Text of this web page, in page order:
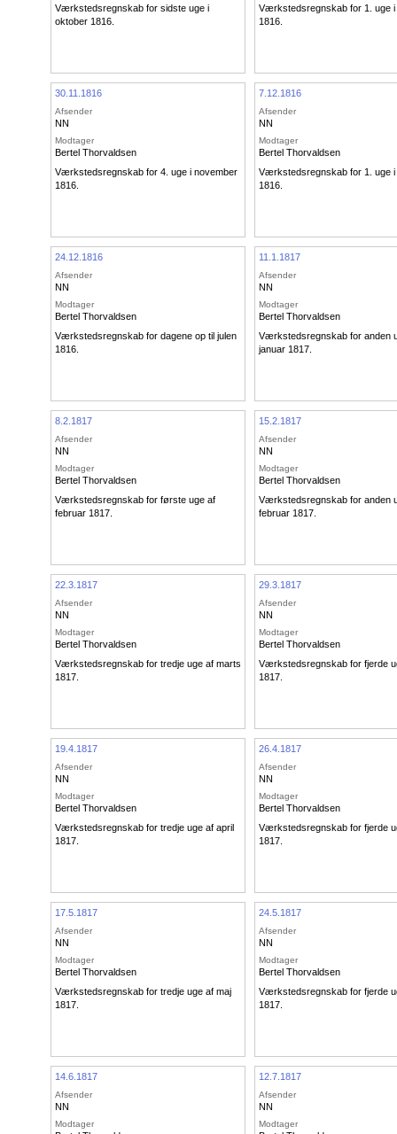
Værkstedsregnskab for sidste uge i
oktober 1816.
Værkstedsregnskab for 1. uge i
1816.
30.11.1816
Afsender
NN
Modtager
Bertel Thorvaldsen
Værkstedsregnskab for 4. uge i november
1816.
7.12.1816
Afsender
NN
Modtager
Bertel Thorvaldsen
Værkstedsregnskab for 1. uge i
1816.
24.12.1816
Afsender
NN
Modtager
Bertel Thorvaldsen
Værkstedsregnskab for dagene op til julen
1816.
11.1.1817
Afsender
NN
Modtager
Bertel Thorvaldsen
Værkstedsregnskab for anden
januar 1817.
8.2.1817
Afsender
NN
Modtager
Bertel Thorvaldsen
Værkstedsregnskab for første uge af
februar 1817.
15.2.1817
Afsender
NN
Modtager
Bertel Thorvaldsen
Værkstedsregnskab for anden
februar 1817.
22.3.1817
Afsender
NN
Modtager
Bertel Thorvaldsen
Værkstedsregnskab for tredje uge af marts
1817.
29.3.1817
Afsender
NN
Modtager
Bertel Thorvaldsen
Værkstedsregnskab for fjerde
1817.
19.4.1817
Afsender
NN
Modtager
Bertel Thorvaldsen
Værkstedsregnskab for tredje uge af april
1817.
26.4.1817
Afsender
NN
Modtager
Bertel Thorvaldsen
Værkstedsregnskab for fjerde
1817.
17.5.1817
Afsender
NN
Modtager
Bertel Thorvaldsen
Værkstedsregnskab for tredje uge af maj
1817.
24.5.1817
Afsender
NN
Modtager
Bertel Thorvaldsen
Værkstedsregnskab for fjerde
1817.
14.6.1817
Afsender
NN
Modtager
12.7.1817
Afsender
NN
Modtager